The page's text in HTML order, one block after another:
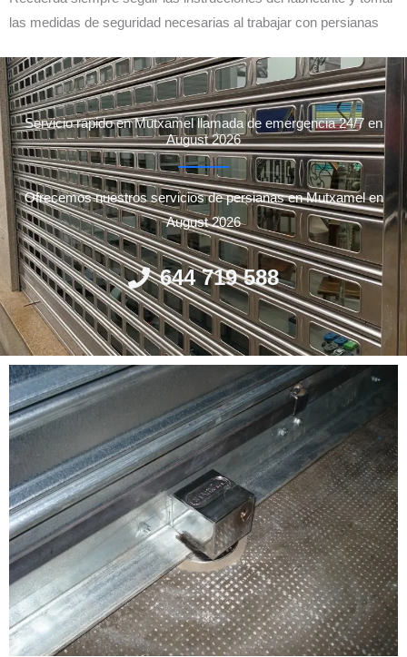
las medidas de seguridad necesarias al trabajar con persianas
Servicio rápido en Mutxamel llamada de emergencia 24/7 en
August 2026
Ofrecemos nuestros servicios de persianas en Mutxamel en
August 2026
644 719 588